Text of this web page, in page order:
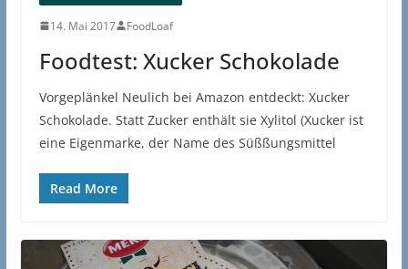
14. Mai 2017 FoodLoaf
Foodtest: Xucker Schokolade
Vorgeplänkel Neulich bei Amazon entdeckt: Xucker
Schokolade. Statt Zucker enthält sie Xylitol (Xucker ist
eine Eigenmarke, der Name des Süßßungsmittel
Read More